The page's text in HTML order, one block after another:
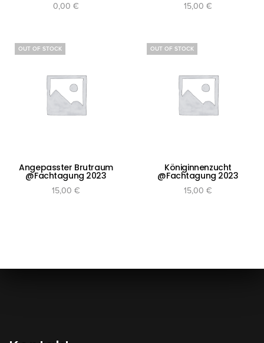
0,00 €
15,00 €
OUT OF STOCK
Angepasster Brutraum
@Fachtagung 2023
15,00 €
OUT OF STOCK
Königinnenzucht
@Fachtagung 2023
15,00 €